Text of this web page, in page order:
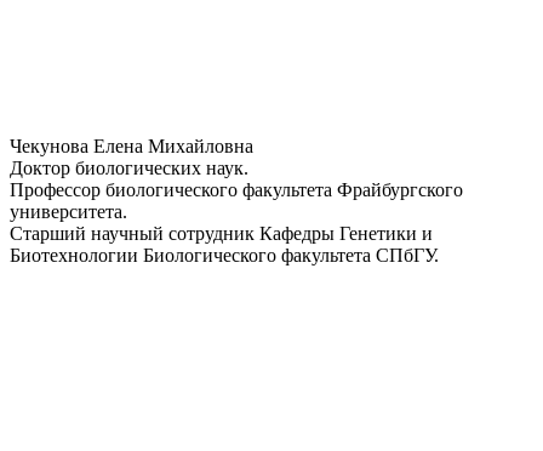
Чекунова Елена Михайловна
Доктор биологических наук.
Профессор биологического факультета Фрайбургского
университета.
Старший научный сотрудник Кафедры Генетики и
Биотехнологии Биологического факультета СПбГУ.